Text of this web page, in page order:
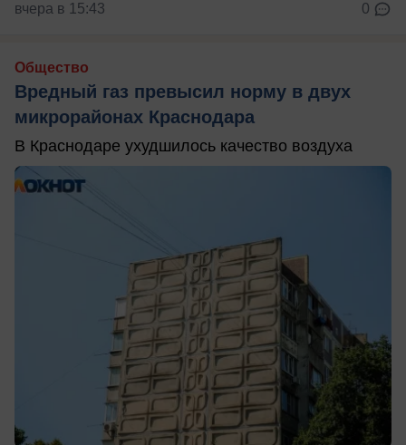
вчера в 15:43 0
Общество
Вредный газ превысил норму в двух
микрорайонах Краснодара
В Краснодаре ухудшилось качество воздуха